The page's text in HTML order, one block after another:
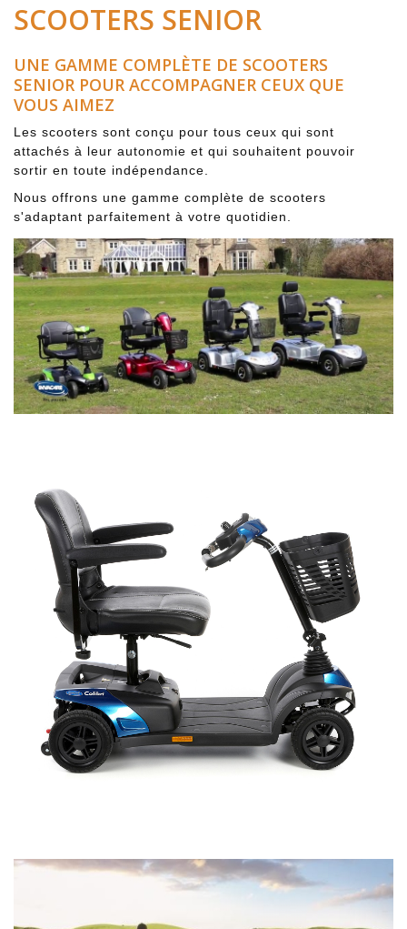
SCOOTERS SENIOR
UNE GAMME COMPLÈTE DE SCOOTERS
SENIOR POUR ACCOMPAGNER CEUX QUE
VOUS AIMEZ
Les scooters sont conçu pour tous ceux qui sont
attachés à leur autonomie et qui souhaitent pouvoir
sortir en toute indépendance.
Nous offrons une gamme complète de scooters
s'adaptant parfaitement à votre quotidien.